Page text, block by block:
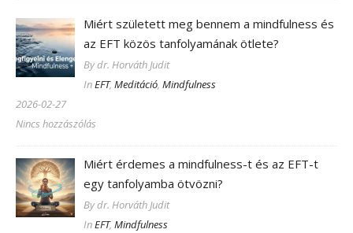
Miért született meg bennem a mindfulness és
az EFT közös tanfolyamának ötlete?
By dr. Horváth Judit
InEFT,Meditáció,Mindfulness
2026-02-27
Nincs hozzászólás
Miért érdemes a mindfulness-t és az EFT-t
egy tanfolyamba ötvözni?
By dr. Horváth Judit
InEFT,Mindfulness